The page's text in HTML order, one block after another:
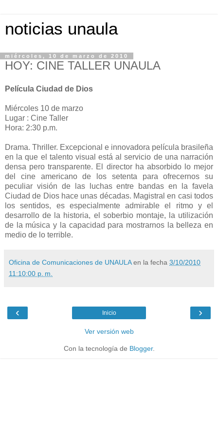
noticias unaula
miércoles, 10 de marzo de 2010
HOY: CINE TALLER UNAULA
Película Ciudad de Dios
Miércoles 10 de marzo
Lugar : Cine Taller
Hora: 2:30 p.m.
Drama. Thriller. Excepcional e innovadora película brasileña
en la que el talento visual está al servicio de una narración
densa pero transparente. El director ha absorbido lo mejor
del cine americano de los setenta para ofrecernos su
peculiar visión de las luchas entre bandas en la favela
Ciudad de Dios hace unas décadas. Magistral en casi todos
los sentidos, es especialmente admirable el ritmo y el
desarrollo de la historia, el soberbio montaje, la utilización
de la música y la capacidad para mostrarnos la belleza en
medio de lo terrible.
Oficina de Comunicaciones de UNAULA en la fecha 3/10/2010
11:10:00 p. m.
‹ ›
Inicio
Ver versión web
Con la tecnología de Blogger.